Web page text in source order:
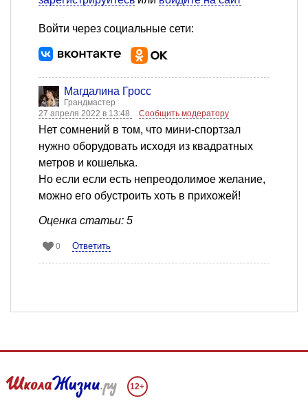
Войти через социальные сети:
Магдалина Гросс
Грандмастер
27 апреля 2022 в 13:48
Сообщить модератору
Нет сомнений в том, что мини-спортзал
нужно оборудовать исходя из квадратных
метров и кошелька.
Но если если есть непреодолимое желание,
можно его обустроить хоть в прихожей!
Оценка статьи: 5
0 Ответить
12+